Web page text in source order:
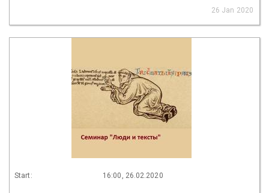
26 Jan 2020
Start: 16:00, 26.02.2020